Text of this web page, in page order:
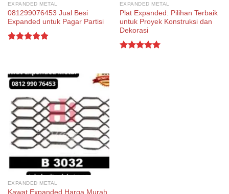
EXPANDED METAL
081299076453 Jual Besi
Expanded untuk Pagar Partisi
EXPANDED METAL
Plat Expanded: Pilihan Terbaik
untuk Proyek Konstruksi dan
Dekorasi
EXPANDED METAL
Kawat Expanded Harga Murah